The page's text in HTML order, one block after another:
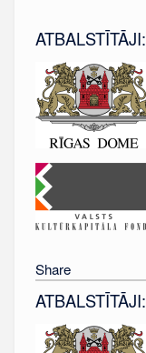
ATBALSTĪTĀJI:
Share
ATBALSTĪTĀJI: